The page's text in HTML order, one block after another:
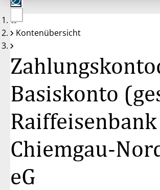
Keine
Konten
Kontenübersicht
Basiskonto
Raiffeisenbank
Chiemgau-
eG